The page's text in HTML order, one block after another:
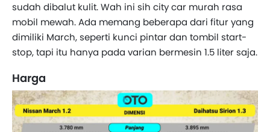
sudah dibalut kulit. Wah ini sih city car murah rasa
mobil mewah. Ada memang beberapa dari fitur yang
dimiliki March, seperti kunci pintar dan tombil start-
stop, tapi itu hanya pada varian bermesin 1.5 liter saja.
Harga